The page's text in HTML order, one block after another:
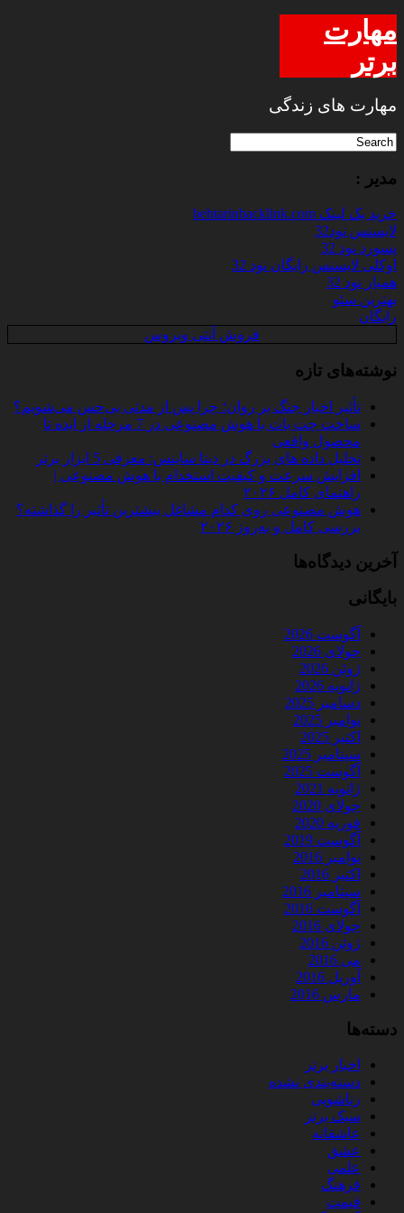
مهارت
برتر
مهارت های زندگی
مدیر :
خرید بک لینک behtarinbacklink.com
لایسنس نود32
پسورد نود 32
اوکلی لایسنس رایگان نود 32
همیار نود 32
بهترین سئو
رایگان
فروش آنتی ویروس
نوشته‌های تازه
تأثیر اخبار جنگ بر روان؛ چرا پس از مدتی بی‌حس می‌شویم؟
ساخت چت‌ بات با هوش مصنوعی در 7 مرحله از ایده تا
محصول واقعی
تحلیل داده‌ های بزرگ در دیتا ساینس: معرفی 5 ابزار برتر
افزایش سرعت و کیفیت استخدام با هوش مصنوعی |
راهنمای کامل ۲۰۲۶
هوش مصنوعی روی کدام مشاغل بیشترین تأثیر را گذاشته؟
بررسی کامل و به‌روز ۲۰۲۶
آخرین دیدگاه‌ها
بایگانی
آگوست 2026
جولای 2026
ژوئن 2026
ژانویه 2026
دسامبر 2025
نوامبر 2025
اکتبر 2025
سپتامبر 2025
آگوست 2025
ژانویه 2021
جولای 2020
فوریه 2020
آگوست 2019
نوامبر 2016
اکتبر 2016
سپتامبر 2016
آگوست 2016
جولای 2016
ژوئن 2016
می 2016
آوریل 2016
مارس 2016
دسته‌ها
اخبار برتر
دسته‌بندی نشده
زناشویی
سبک برتر
عاشقانه
عشق
علمی
فرهنگ
قیمت